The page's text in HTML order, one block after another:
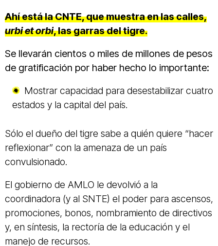
Ahí está la CNTE, que muestra en las calles,
urbi et orbi, las garras del tigre.
Se llevarán cientos o miles de millones de pesos
de gratificación por haber hecho lo importante:
Mostrar capacidad para desestabilizar cuatro
estados y la capital del país.
Sólo el dueño del tigre sabe a quién quiere “hacer
reflexionar” con la amenaza de un país
convulsionado.
El gobierno de AMLO le devolvió a la
coordinadora (y al SNTE) el poder para ascensos,
promociones, bonos, nombramiento de directivos
y, en síntesis, la rectoría de la educación y el
manejo de recursos.